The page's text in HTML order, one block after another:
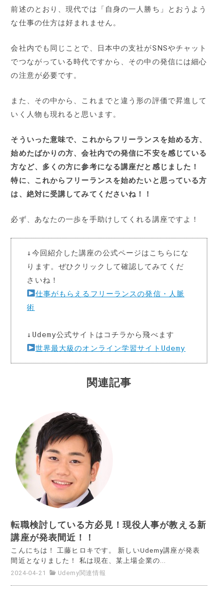
前述のとおり、現代では「自身の一人勝ち」とおうよう
な仕事の仕方は好まれません。
会社内でも同じことで、日本中の支社がSNSやチャット
でつながっている時代ですから、その中の発信には細心
の注意が必要です。
また、その中から、これまでと違う形の評価で昇進して
いく人物も現れると思います。
そういった意味で、これからフリーランスを始める方、
始めたばかりの方、会社内での発信に不安を感じている
方など、多くの方に参考になる講座だと感じました！
特に、これからフリーランスを始めたいと思っている方
は、絶対に受講してみてくださいね！！
必ず、あなたの一歩を手助けしてくれる講座ですよ！
↓今回紹介した講座の公式ページはこちらにな
ります。ぜひクリックして確認してみてくだ
仕事がもらえるフリーランスの発信・人脈
術
世界最大級のオンライン学習サイトUdemy
関連記事
転職検討している方必見！現役人事が教える新
講座が発表間近！！
こんにちは！ 工藤ヒロキです。 新しいUdemy講座が発表
間近となりました！ 私は現在、某上場企業の...
2024-04-21 Udemy関連情報